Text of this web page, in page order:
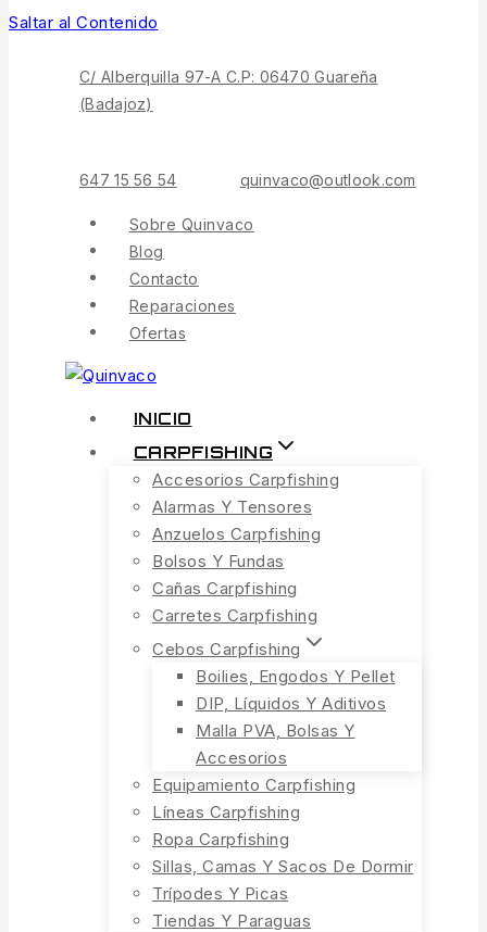
Saltar al Contenido
C/ Alberquilla 97-A C.P: 06470 Guareña
(Badajoz)
647 15 56 54 quinvaco@outlook.com
Sobre Quinvaco
Blog
Contacto
Reparaciones
Ofertas
INICIO
CARPFISHING
Accesorios Carpfishing
Alarmas Y Tensores
Anzuelos Carpfishing
Bolsos Y Fundas
Cañas Carpfishing
Carretes Carpfishing
Cebos Carpfishing
Boilies, Engodos Y Pellet
DIP, Líquidos Y Aditivos
Malla PVA, Bolsas Y
Accesorios
Equipamiento Carpfishing
Líneas Carpfishing
Ropa Carpfishing
Sillas, Camas Y Sacos De Dormir
Trípodes Y Picas
Tiendas Y Paraguas